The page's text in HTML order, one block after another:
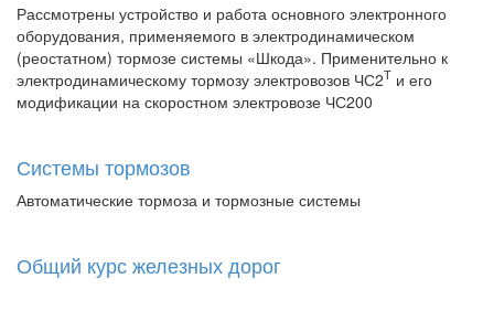
Рассмотрены устройство и работа основного электронного
оборудования, применяемого в электродинамическом
(реостатном) тормозе системы «Шкода». Применительно к
электродинамическому тормозу электровозов ЧС2Т и его
модификации на скоростном электровозе ЧС200
Системы тормозов
Автоматические тормоза и тормозные системы
Общий курс железных дорог